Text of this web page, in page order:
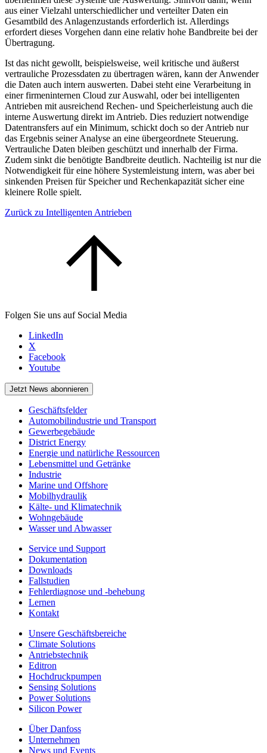
aus einer Vielzahl unterschiedlicher und verteilter Daten ein
Gesamtbild des Anlagenzustands erforderlich ist. Allerdings
erfordert dieses Vorgehen dann eine relativ hohe Bandbreite bei der
Übertragung.
Ist das nicht gewollt, beispielsweise, weil kritische und äußerst
vertrauliche Prozessdaten zu übertragen wären, kann der Anwender
die Daten auch intern auswerten. Dabei steht eine Verarbeitung in
einer firmeninternen Cloud zur Auswahl, oder bei intelligenten
Antrieben mit ausreichend Rechen- und Speicherleistung auch die
interne Auswertung direkt im Antrieb. Dies reduziert notwendige
Datentransfers auf ein Minimum, schickt doch so der Antrieb nur
das Ergebnis seiner Analyse an eine übergeordnete Steuerung.
Vertrauliche Daten bleiben geschützt und innerhalb der Firma.
Zudem sinkt die benötigte Bandbreite deutlich. Nachteilig ist nur die
Notwendigkeit für eine höhere Systemleistung intern, was aber bei
sinkenden Preisen für Speicher und Rechenkapazität sicher eine
kleinere Rolle spielt.
Zurück zu Intelligenten Antrieben
Folgen Sie uns auf Social Media
LinkedIn
X
Facebook
Youtube
Jetzt News abonnieren
Geschäftsfelder
Automobilindustrie und Transport
Gewerbegebäude
District Energy
Energie und natürliche Ressourcen
Lebensmittel und Getränke
Industrie
Marine und Offshore
Mobilhydraulik
Kälte- und Klimatechnik
Wohngebäude
Wasser und Abwasser
Service und Support
Dokumentation
Downloads
Fallstudien
Fehlerdiagnose und -behebung
Lernen
Kontakt
Unsere Geschäftsbereiche
Climate Solutions
Antriebstechnik
Editron
Hochdruckpumpen
Sensing Solutions
Power Solutions
Silicon Power
Über Danfoss
Unternehmen
News und Events